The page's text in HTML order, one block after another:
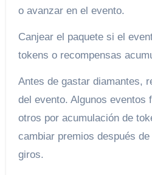
o avanzar en el evento.
Canjear el paquete si el
tokens o recompensas
Antes de gastar diamantes,
del evento. Algunos eventos
otros por acumulación de
cambiar premios después
giros.